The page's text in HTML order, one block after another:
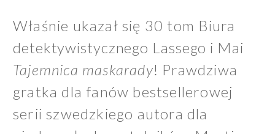
Właśnie ukazał się 30 tom Biura
detektywistycznego Lassego i Mai
Tajemnica maskarady! Prawdziwa
gratka dla fanów bestsellerowej
serii szwedzkiego autora dla